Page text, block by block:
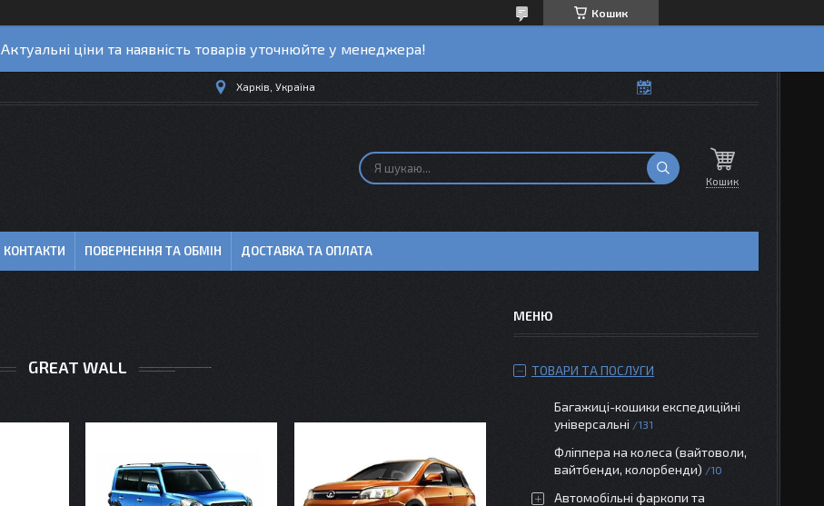
Кошик
Актуальні ціни та наявність товарів уточнюйте у менеджера!
Харків, Україна
Кошик
КОНТАКТИ ПОВЕРНЕННЯ ТА ОБМІН ДОСТАВКА ТА ОПЛАТА
GREAT WALL ТОВАРИ ТА ПОСЛУГИ
Багажиці-кошики експедиційні
універсальні
131
Фліппера на колеса (вайтоволи,
вайтбенди, колорбенди)
10
Автомобільні фаркопи та